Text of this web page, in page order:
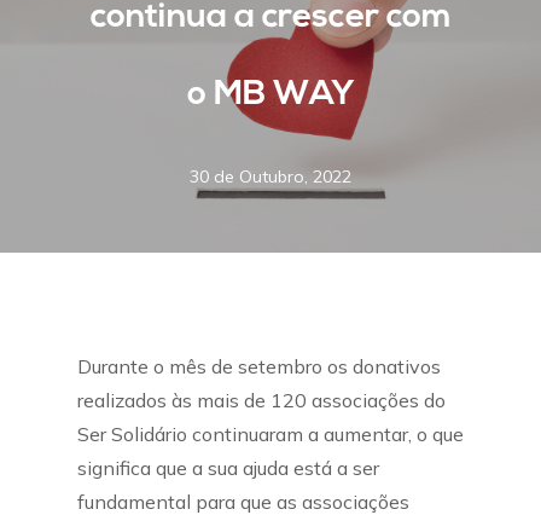
continua a crescer com
o MB WAY
30 de Outubro, 2022
Durante o mês de setembro os donativos
realizados às mais de 120 associações do
Ser Solidário continuaram a aumentar, o que
significa que a sua ajuda está a ser
fundamental para que as associações